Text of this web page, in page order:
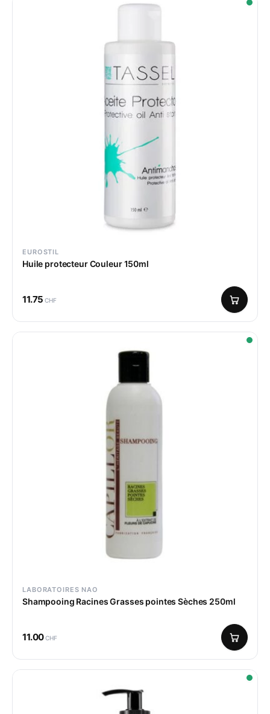
EUROSTIL
Huile protecteur Couleur 150ml
11.75 CHF
LABORATOIRES NAO
Shampooing Racines Grasses pointes Sèches 250ml
11.00CHF